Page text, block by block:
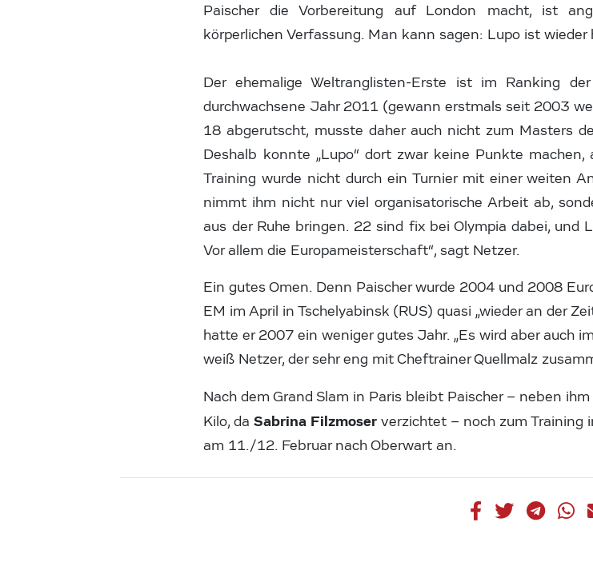
Paischer die Vorbereitung auf London macht, ist
körperlichen Verfassung. Man kann sagen: Lupo ist wieder
Der ehemalige Weltranglisten-Erste ist im Ranking
durchwachsene Jahr 2011 (gewann erstmals seit 2003
18 abgerutscht, musste daher auch nicht zum Masters
Deshalb konnte „Lupo“ dort zwar keine Punkte
Training wurde nicht durch ein Turnier mit einer weiten
nimmt ihm nicht nur viel organisatorische Arbeit ab,
aus der Ruhe bringen. 22 sind fix bei Olympia dabei, und
Vor allem die Europameisterschaft“, sagt Netzer.
Ein gutes Omen. Denn Paischer wurde 2004 und 2008
EM im April in Tschelyabinsk (RUS) quasi „wieder an der
hatte er 2007 ein weniger gutes Jahr. „Es wird aber auch
weiß Netzer, der sehr eng mit Cheftrainer Quellmalz
Nach dem Grand Slam in Paris bleibt Paischer – neben
Kilo, daSabrina Filzmoser verzichtet – noch zum Training
am 11./12. Februar nach Oberwart an.